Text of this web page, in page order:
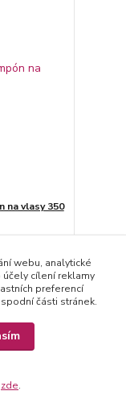
na vlasy 350
webu, analytické
cílení reklamy
preferencí
části stránek.
zde.